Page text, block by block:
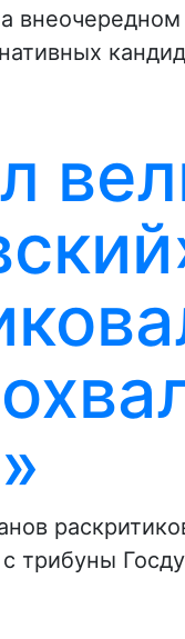
с трибуны